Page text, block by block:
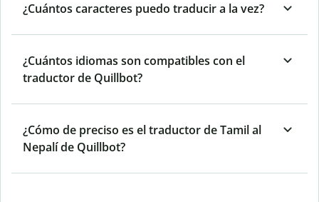
¿Cuántos caracteres puedo traducir a la vez?
¿Cuántos idiomas son compatibles con el
traductor de Quillbot?
¿Cómo de preciso es el traductor de Tamil al
Nepalí de Quillbot?